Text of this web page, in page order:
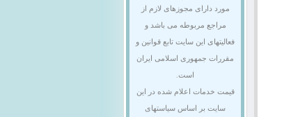
مورد دارای مجوزهای لازم از
مراجع مربوطه می باشد و
فعالیتهای این سایت تابع قوانین و
مقررات جمهوری اسلامی ایران
است.
قیمت خدمات اعلام شده در این
سایت بر اساس سیاستهای